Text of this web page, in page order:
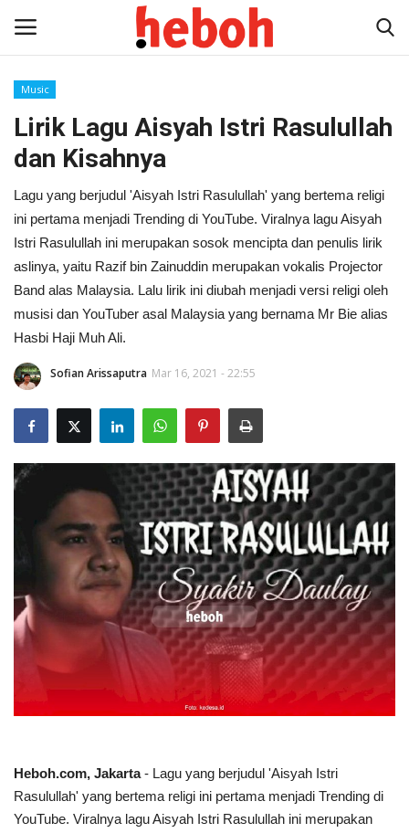
Home
Entertainment
Lifestyle
Video
News
Music
Lirik Lagu Aisyah Istri Rasulullah
dan Kisahnya
Lagu yang berjudul 'Aisyah Istri Rasulullah' yang bertema religi
ini pertama menjadi Trending di YouTube. Viralnya lagu Aisyah
Istri Rasulullah ini merupakan sosok mencipta dan penulis lirik
aslinya, yaitu Razif bin Zainuddin merupakan vokalis Projector
Band alas Malaysia. Lalu lirik ini diubah menjadi versi religi oleh
musisi dan YouTuber asal Malaysia yang bernama Mr Bie alias
Hasbi Haji Muh Ali.
Sofian Arissaputra Mar 16, 2021 - 22:55
Heboh.com, Jakarta- Lagu yang berjudul 'Aisyah Istri
Rasulullah' yang bertema religi ini pertama menjadi Trending di
YouTube. Viralnya lagu Aisyah Istri Rasulullah ini merupakan